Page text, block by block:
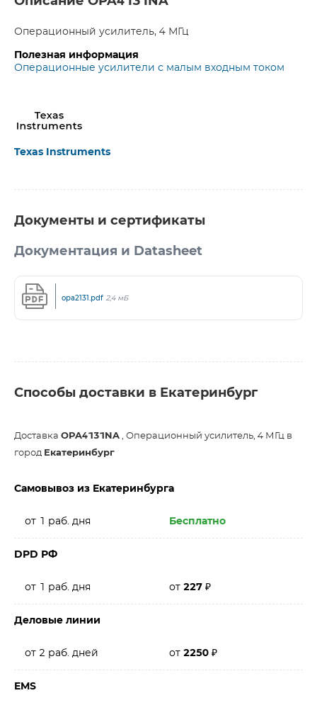
Операционный усилитель, 4 МГц
Полезная информация
Операционные усилители с малым входным током
Texas Instruments
Документы и сертификаты
Документация и Datasheet
opa2131.pdf 2,4 мБ
Способы доставки в Екатеринбург
Доставка OPA4131NA , Операционный усилитель, 4 МГц в
город Екатеринбург
Самовывоз из Екатеринбурга
от 1 раб. дня Бесплатно
DPD РФ
от 1 раб. дня от 227 ₽
Деловые линии
от 2 раб. дней от 2250 ₽
EMS